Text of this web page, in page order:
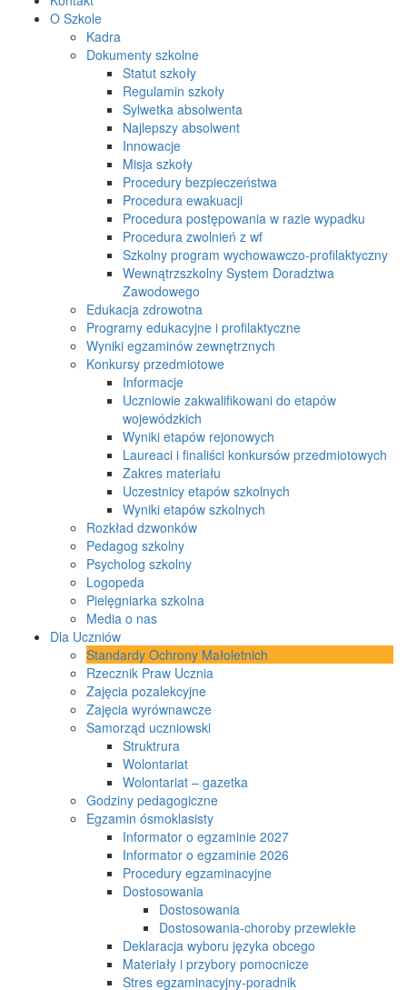
O Szkole
Kadra
Dokumenty szkolne
Statut szkoły
Regulamin szkoły
Sylwetka absolwenta
Najlepszy absolwent
Innowacje
Misja szkoły
Procedury bezpieczeństwa
Procedura ewakuacji
Procedura postępowania w razie wypadku
Procedura zwolnień z wf
Szkolny program wychowawczo-profilaktyczny
Wewnątrzszkolny System Doradztwa
Zawodowego
Edukacja zdrowotna
Programy edukacyjne i profilaktyczne
Wyniki egzaminów zewnętrznych
Konkursy przedmiotowe
Informacje
Uczniowie zakwalifikowani do etapów
wojewódzkich
Wyniki etapów rejonowych
Laureaci i finaliści konkursów przedmiotowych
Zakres materiału
Uczestnicy etapów szkolnych
Wyniki etapów szkolnych
Rozkład dzwonków
Pedagog szkolny
Psycholog szkolny
Logopeda
Pielęgniarka szkolna
Media o nas
Dla Uczniów
Standardy Ochrony Małoletnich
Rzecznik Praw Ucznia
Zajęcia pozalekcyjne
Zajęcia wyrównawcze
Samorząd uczniowski
Struktrura
Wolontariat
Wolontariat – gazetka
Godziny pedagogiczne
Egzamin ósmoklasisty
Informator o egzaminie 2027
Informator o egzaminie 2026
Procedury egzaminacyjne
Dostosowania
Dostosowania
Dostosowania-choroby przewlekłe
Deklaracja wyboru języka obcego
Materiały i przybory pomocnicze
Stres egzaminacyjny-poradnik